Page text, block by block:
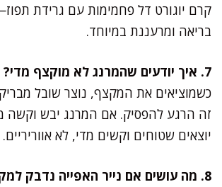
קרם יוגורט דל פחמימות עם גרידת
בריאה ומרעננת במיוחד.
7. איך יודעים שהמרנג לא מוקצף מדי?
כשמוציאים את המקצף, נוצר שובל
זה הרגע להפסיק. אם המרנג יבש וקשה
יוצאים שטוחים וקשים מדי, לא אווריריים.
8. מה עושים אם נייר האפייה נדבק למקרונים?